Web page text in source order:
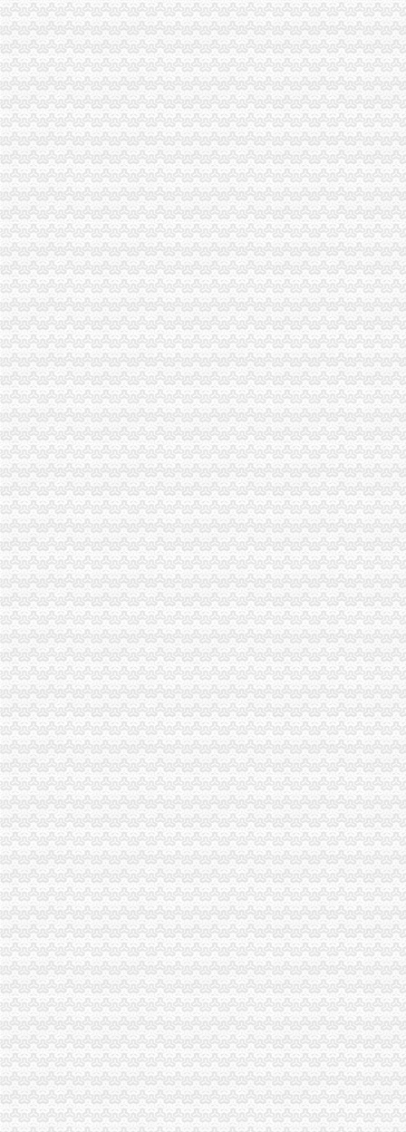
永川局企业注册管理科荣获“重庆市2010年度巾帼文明岗”重庆税务注销称号
沙坪坝局重庆分公司注销发挥工商职能服务大学城建设发展实现新突破
万州局突出“五坚持”重庆代办公司深入推进创先争优活动
沙坪坝局造“一平台两体系”重庆代办公司着力提高食品安全监管效能水平
市重庆税务注销局注册局支部组织弘扬延安精专题课学习
巴南局重庆税务注销干部在青年人才论坛纪检监察系统分论坛演讲比赛中荣获
长寿局“三个重点关注”重庆分公司注销抓好食品安全监管
沙坪坝局造“一平台两体系”重庆营业执照注销着力提高食品安全监管效能水平
大足局紧紧抓住“三大重点”重庆公司注销促进基层工作全面转型
綦江局信访稳定实现“三零”重庆营业执照注销呈现“五个点”
开县局“四个加”重庆代办公司扎实推进电子商务监管工作
忠县局“3×3”重庆税务注销战略顺利完成批微企发展试点工作
南川局把握“四度”重庆代办公司大力推行行政指导
市重庆公司注销局积发挥登记职能作用服务重庆广播电视媒集团搭建上市融资
长寿局“四加”重庆分公司注销加大成品油市场监管力度
江北局“三项服务”重庆代办公司帮助企业上市融资15亿元
梁平局重庆代办公司三措施抓好微型企业银行账户管理
九龙坡局重庆公司注销顺利完成试点期间微型企业发展工作
渝北区为150户微型企业集中发放财政补助资金和营业执照
垫江局重庆公司注销七举措提高农村经纪人素质促进农户万元增收
铜梁局重庆营业执照注销颁发批88户微型企业营业执照
璧山局青杠所当好“四员”重庆分公司注销积扶持微型企业发展
云局化市重庆营业执照注销场监管服务届国际摩托车登梯节
武隆县县长郭忠亮率队开展微型企业送照服务
丰都县举行批微型企业营业执照发放仪式
秀山县完成批20户微型企业营业执照发放工作
江津局“八个统一”重庆公司注销加食品流通许可发放工作
涪陵局高度关注媒体舆论及时加节后月饼市重庆公司注销场监管
沙坪坝局重庆分公司注销三举措帮扶中小企业融资4.8亿元
市局机关委开展“双节”重庆分公司注销走访问活动
丰都消委会全力为民维权挽回经济损失10余万元
北碚局开展“绿化母亲河、保护嘉陵江、再造缙云山”重庆营业执照注销捐资造林
永川局重庆税务注销被评为全国工商行政管理系统法制工作先进集体